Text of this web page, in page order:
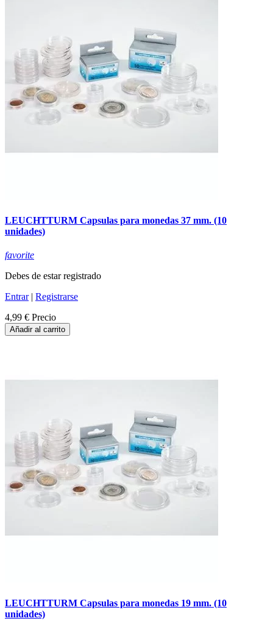
LEUCHTTURM Capsulas para monedas 37 mm. (10
unidades)
favorite
Debes de estar registrado
Entrar| Registrarse
4,99 € Precio
Añadir al carrito
LEUCHTTURM Capsulas para monedas 19 mm. (10
unidades)